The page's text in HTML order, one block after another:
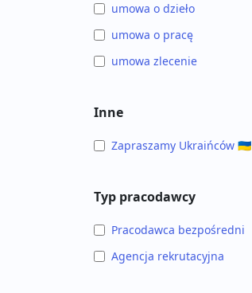
umowa o dzieło
umowa o pracę
umowa zlecenie
Inne
Zapraszamy Ukraińców 🇺🇦
Typ pracodawcy
Pracodawca bezpośredni
Agencja rekrutacyjna